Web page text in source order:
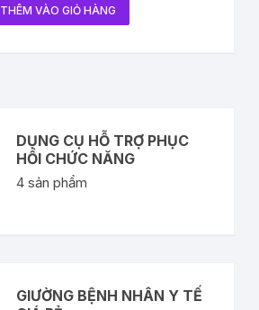
THÊM VÀO GIỎ HÀNG
DỤNG CỤ HỖ TRỢ PHỤC
HỒI CHỨC NĂNG
4 sản phẩm
GIƯỜNG BỆNH NHÂN Y TẾ